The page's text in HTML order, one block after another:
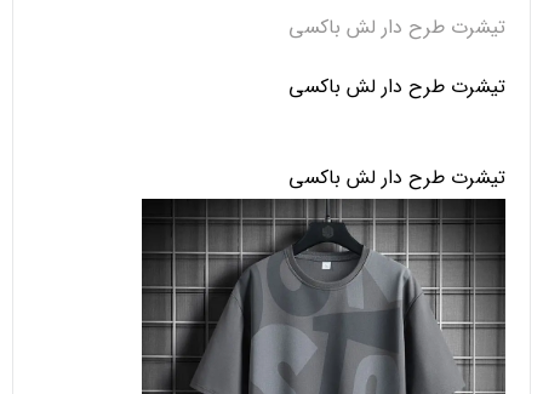
تیشرت طرح دار لش باکسی
تیشرت طرح دار لش باکسی
تیشرت طرح دار لش باکسی